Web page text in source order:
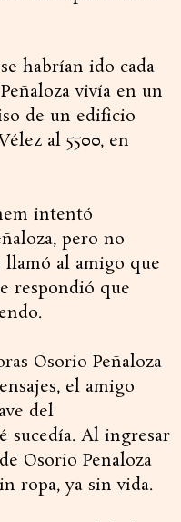
habrían ido cada
vivía en un
de un edificio
al 5500, en
intentó
pero no
llamó al amigo que
respondió que
Osorio Peñaloza
el amigo
del
sucedía. Al ingresar
Osorio Peñaloza
ropa, ya sin vida.